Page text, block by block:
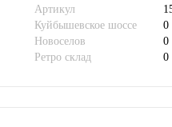
Артикул
Куйбышевское шоссе
0
Новоселов
0
Ретро склад
0